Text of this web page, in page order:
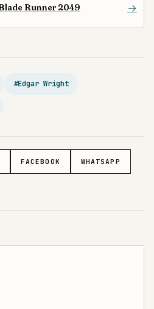
Runner 2049
→
#Edgar Wright
FACEBOOK WHATSAPP